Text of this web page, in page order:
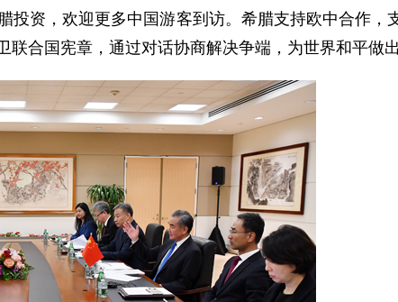
资，欢迎更多中国游客到访。希腊支持欧中合作，
合国宪章，通过对话协商解决争端，为世界和平做出